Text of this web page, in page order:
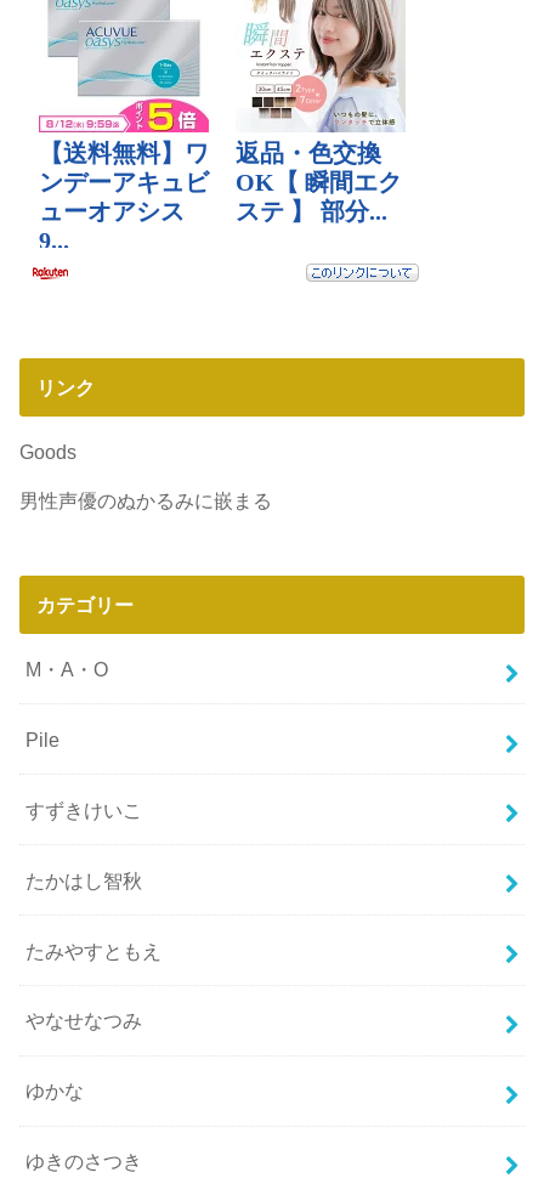
リンク
Goods
男性声優のぬかるみに嵌まる
カテゴリー
M・A・O
Pile
すずきけいこ
たかはし智秋
たみやすともえ
やなせなつみ
ゆかな
ゆきのさつき